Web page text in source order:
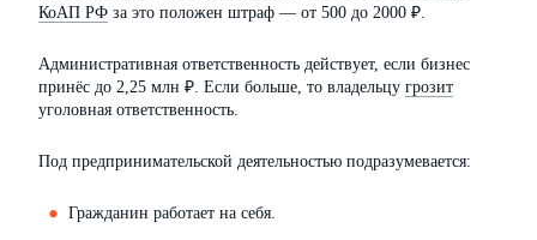
КоАП РФ за это положен штраф — от 500 до 2000 ₽.
Административная ответственность действует, если бизнес
принёс до 2,25 млн ₽. Если больше, то владельцу грозит
уголовная ответственность.
Под предпринимательской деятельностью подразумевается:
Гражданин работает на себя.